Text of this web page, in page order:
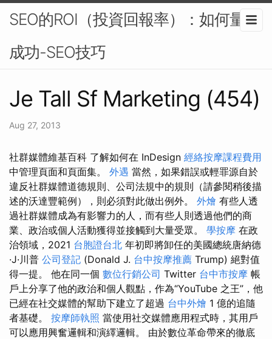
SEO的ROI（投資回報率）：如何量化
成功-SEO技巧
Je Tall Sf Marketing (454)
Aug 27, 2013
社群媒體維基百科 了解如何在 InDesign 經絡按摩課程費用
中管理頁面和頁面集。 外遇 當然，如果錯誤或輕罪源自於
違反社群媒體道德規則、公司法規中的規則（請參閱稍後描
述的沃達豐範例），則必須對此做出例外。 外燴 有些人透
過社群媒體成為有影響力的人，而有些人則透過他們的商
業、政治或個人活動獲得並接觸到大量受眾。 學按摩 在政
治領域，2021 台胞證台北 年初即將卸任的美國總統唐納德
·J·川普 公司登記 (Donald J. 台中按摩推薦 Trump) 絕對值
得一提。 他在同一個 數位行銷公司 Twitter 台中市按摩 帳
戶上分享了他的政治和個人觀點，作為“YouTube 之王”，他
已經在社交媒體的幫助下建立了超過 台中外燴 1 億的追隨
者基礎。 按摩師執照 當使用社交媒體應用程式時，其用戶
可以應用興奮邏輯和演繹邏輯。 由於數位革命帶來的徹底